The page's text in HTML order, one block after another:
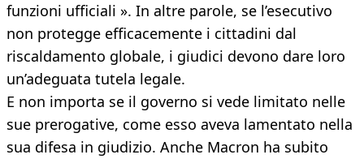
funzioni ufficiali ». In altre parole, se l’esecutivo
non protegge efficacemente i cittadini dal
riscaldamento globale, i giudici devono dare loro
un’adeguata tutela legale.
E non importa se il governo si vede limitato nelle
sue prerogative, come esso aveva lamentato nella
sua difesa in giudizio. Anche Macron ha subito